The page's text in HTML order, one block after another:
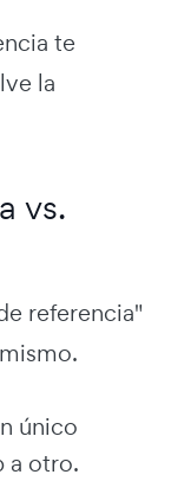
te
la
vs.
referencia"
único
a otro.